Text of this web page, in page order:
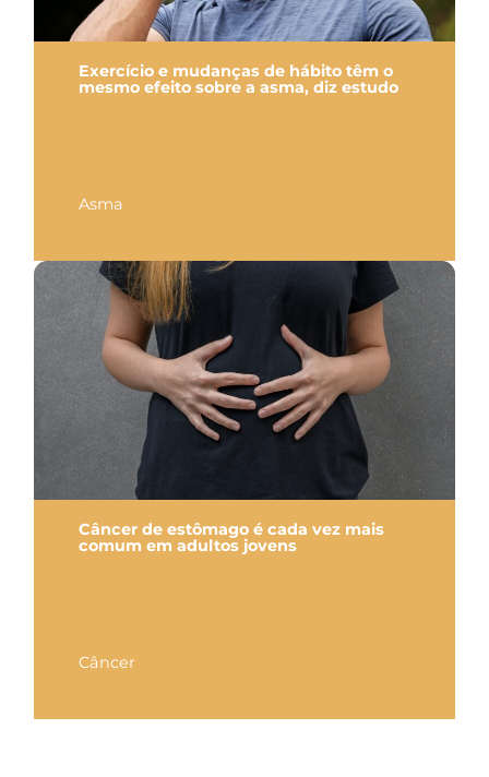
Exercício e mudanças de hábito têm o
mesmo efeito sobre a asma, diz estudo
Asma
Câncer de estômago é cada vez mais
comum em adultos jovens
Câncer